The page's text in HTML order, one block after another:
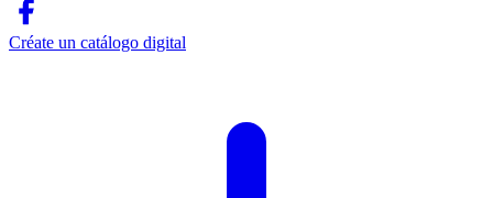
Créate un catálogo digital